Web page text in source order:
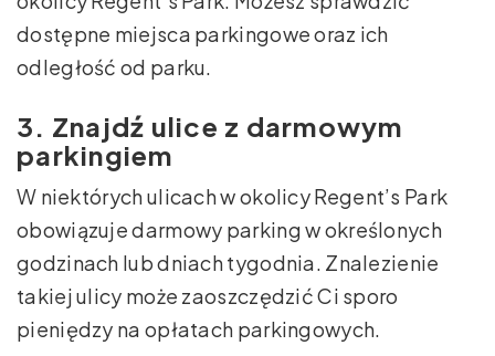
dostępne miejsca parkingowe oraz ich
odległość od parku.
3. Znajdź ulice z darmowym
parkingiem
W niektórych ulicach w okolicy Regent’s Park
obowiązuje darmowy parking w określonych
godzinach lub dniach tygodnia. Znalezienie
takiej ulicy może zaoszczędzić Ci sporo
pieniędzy na opłatach parkingowych.